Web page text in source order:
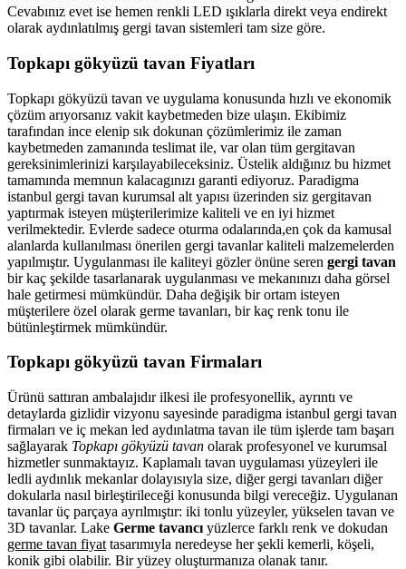
Cevabınız evet ise hemen renkli LED ışıklarla direkt veya endirekt
olarak aydınlatılmış gergi tavan sistemleri tam size göre.
Topkapı gökyüzü tavan Fiyatları
Topkapı gökyüzü tavan ve uygulama konusunda hızlı ve ekonomik
çözüm arıyorsanız vakit kaybetmeden bize ulaşın. Ekibimiz
tarafından ince elenip sık dokunan çözümlerimiz ile zaman
kaybetmeden zamanında teslimat ile, var olan tüm gergitavan
gereksinimlerinizi karşılayabileceksiniz. Üstelik aldığınız bu hizmet
tamamında memnun kalacagınızı garanti ediyoruz. Paradigma
istanbul gergi tavan kurumsal alt yapısı üzerinden siz gergitavan
yaptırmak isteyen müşterilerimize kaliteli ve en iyi hizmet
verilmektedir. Evlerde sadece oturma odalarında,en çok da kamusal
alanlarda kullanılması önerilen gergi tavanlar kaliteli malzemelerden
yapılmıştır. Uygulanması ile kaliteyi gözler önüne seren gergi tavan
bir kaç şekilde tasarlanarak uygulanması ve mekanınızı daha görsel
hale getirmesi mümkündür. Daha değişik bir ortam isteyen
müşterilere özel olarak germe tavanları, bir kaç renk tonu ile
bütünleştirmek mümkündür.
Topkapı gökyüzü tavan Firmaları
Ürünü sattıran ambalajıdır ilkesi ile profesyonellik, ayrıntı ve
detaylarda gizlidir vizyonu sayesinde paradigma istanbul gergi tavan
firmaları ve iç mekan led aydınlatma tavan ile tüm işlerde tam başarı
sağlayarak Topkapı gökyüzü tavan olarak profesyonel ve kurumsal
hizmetler sunmaktayız. Kaplamalı tavan uygulaması yüzeyleri ile
ledli aydınlık mekanlar dolayısıyla size, diğer gergi tavanları diğer
dokularla nasıl birleştirileceği konusunda bilgi vereceğiz. Uygulanan
tavanlar üç parçaya ayrılmıştır: iki tonlu yüzeyler, yükselen tavan ve
3D tavanlar. Lake Germe tavancı yüzlerce farklı renk ve dokudan
germe tavan fiyat tasarımıyla neredeyse her şekli kemerli, köşeli,
konik gibi olabilir. Bir yüzey oluşturmanıza olanak tanır.